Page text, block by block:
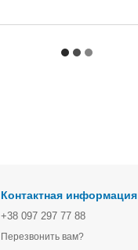
Контактная информация
+38 097 297 77 88
Перезвонить вам?